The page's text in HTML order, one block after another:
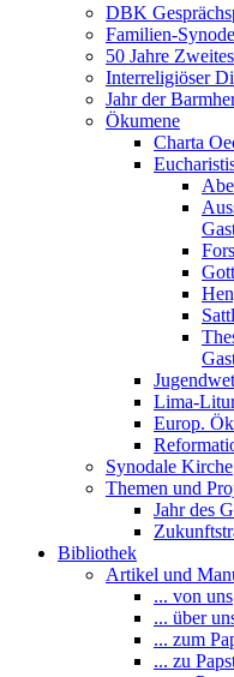
DBK
Familien-
50 Jahre
Interreligiöser
Jahr der
Ökumene
Charta
Lima-
Europ.
Synodale Kirche
Themen und
Jahr des
Bibliothek
Artikel und
... von uns
... über
... zum
... zu